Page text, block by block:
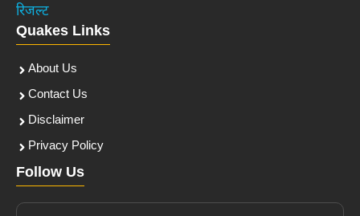
रिजल्ट
Quakes Links
About Us
Contact Us
Disclaimer
Privacy Policy
Follow Us